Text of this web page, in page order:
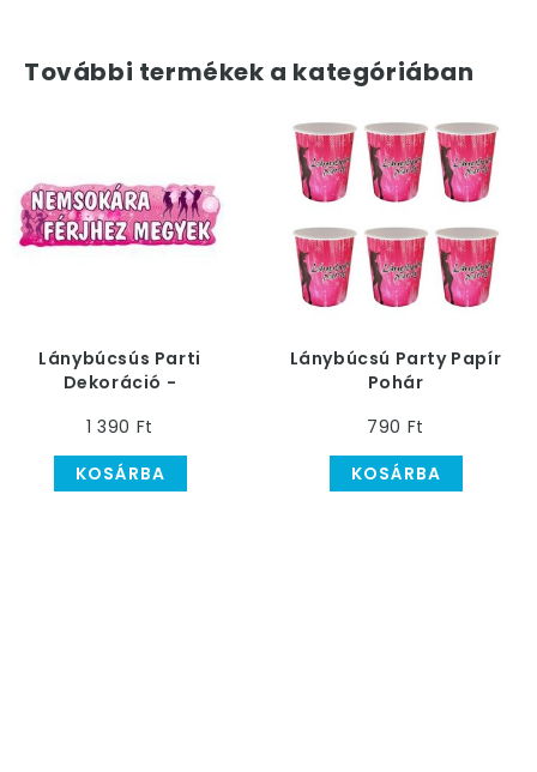
További termékek a kategóriában
Lánybúcsús Parti
Dekoráció -
Megyek!
1 390 Ft
KOSÁRBA
Lánybúcsú Party Papír
Pohár
790 Ft
KOSÁRBA